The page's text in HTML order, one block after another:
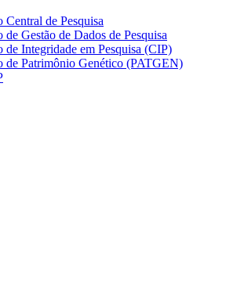
Central de Pesquisa
de Gestão de Dados de Pesquisa
de Integridade em Pesquisa (CIP)
de Patrimônio Genético (PATGEN)